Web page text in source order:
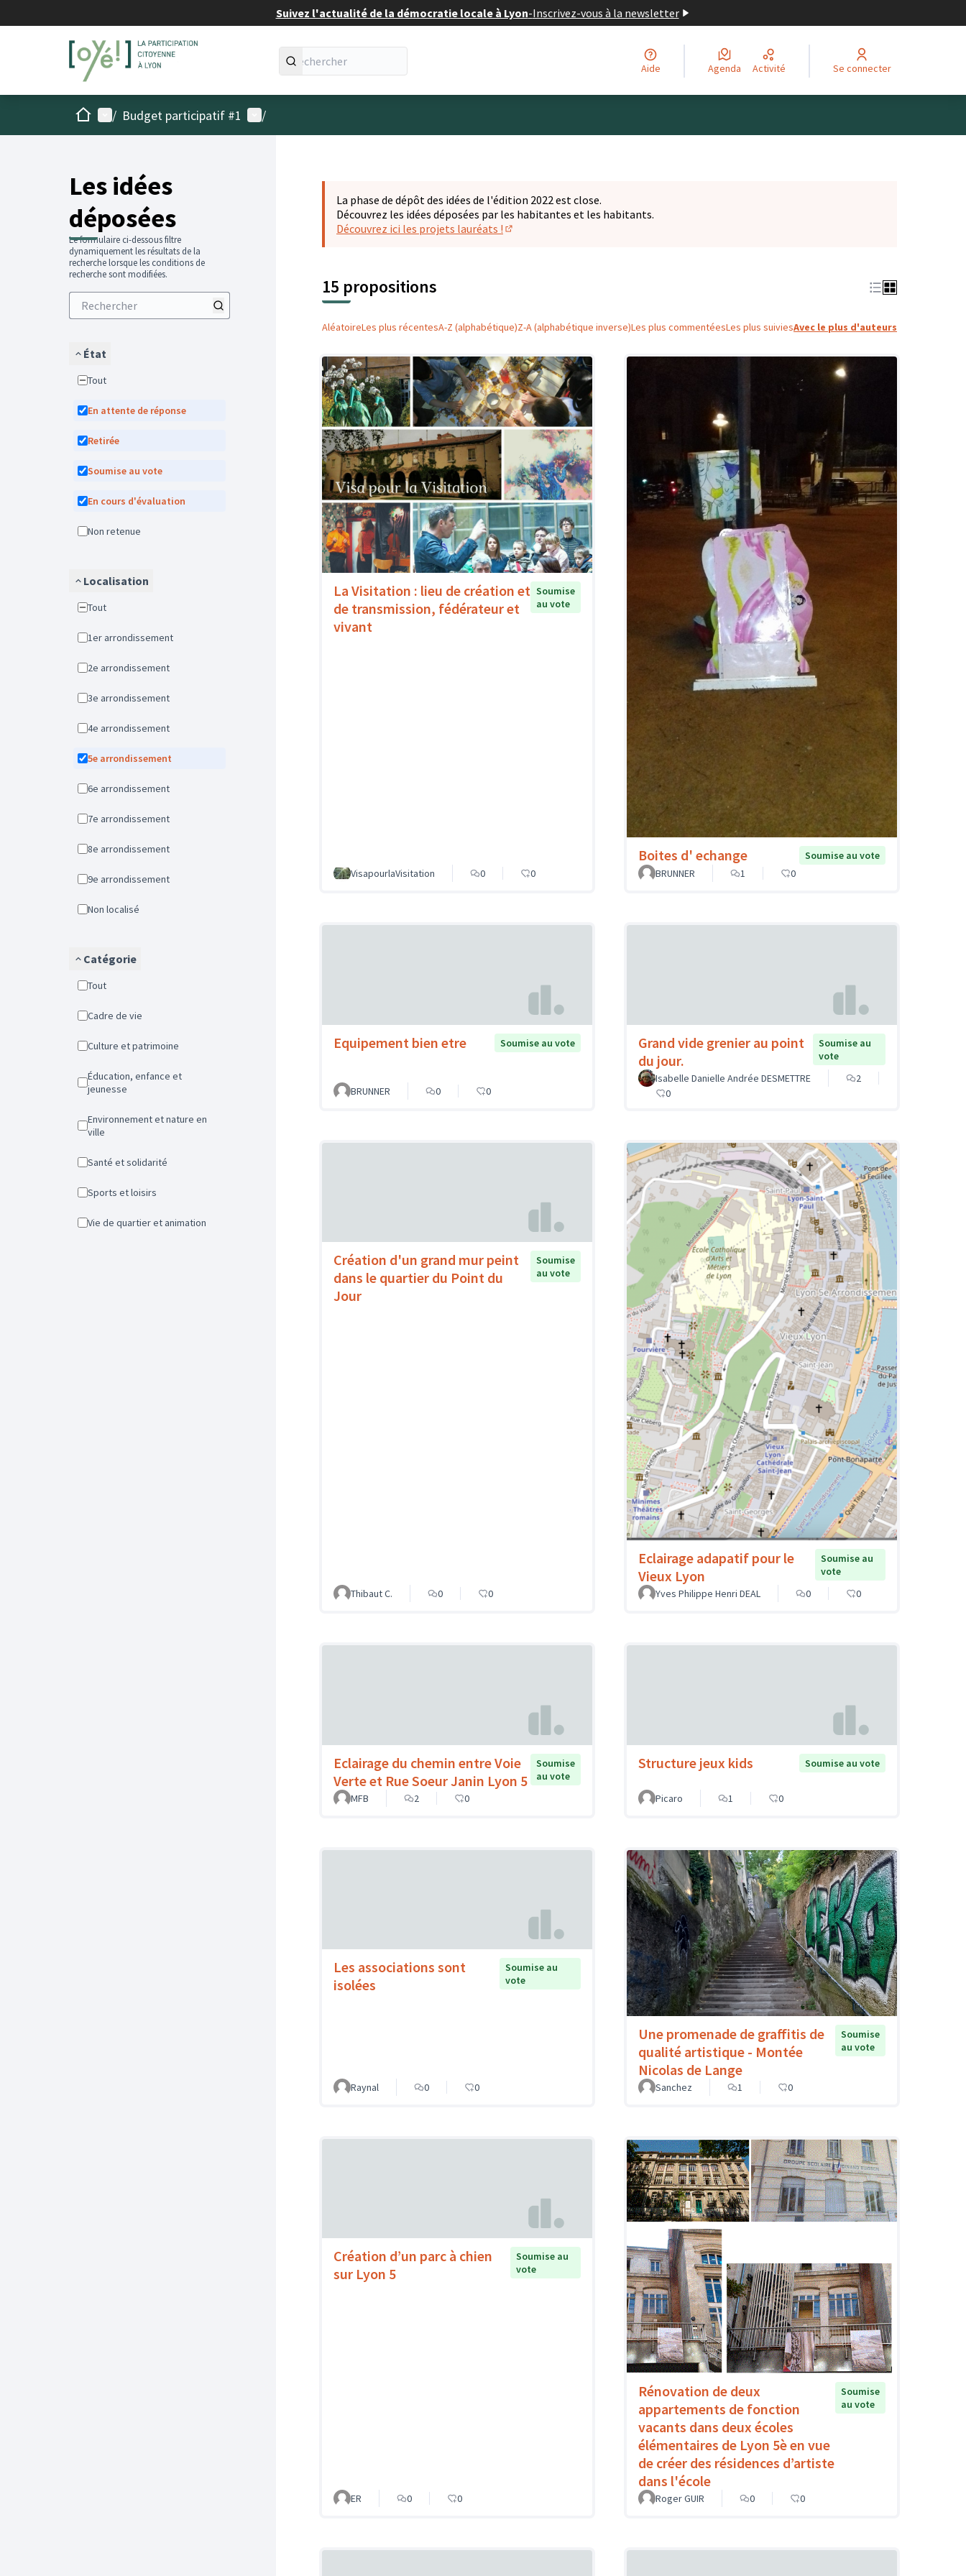
Suivez l'actualité de la démocratie locale à Lyon-Inscrivez-vous à la newsletter
Aide Agenda Activité Se connecter
AccueilMenu principal
/ Budget participatif #1 Menu utilisateur
/
Les idées
déposées
Le formulaire ci-dessous filtre
dynamiquement les résultats de la
recherche lorsque les conditions de
recherche sont modifiées.
État
Tout
En attente de réponse
Retirée
Soumise au vote
En cours d'évaluation
Non retenue
Localisation
Tout
1er arrondissement
2e arrondissement
3e arrondissement
4e arrondissement
5e arrondissement
6e arrondissement
7e arrondissement
8e arrondissement
9e arrondissement
Non localisé
Catégorie
Tout
Cadre de vie
Culture et patrimoine
Éducation, enfance et
jeunesse
Environnement et nature en
ville
Santé et solidarité
Sports et loisirs
Vie de quartier et animation
La phase de dépôt des idées de l'édition 2022 est close.
Découvrez les idées déposées par les habitantes et les habitants.
Découvrez ici les projets lauréats !
15 propositions
AléatoireLes plus récentesA-Z (alphabétique)Z-A (alphabétique inverse)Les plus commentéesLes plus suiviesAvec le plus d'auteurs
La Visitation : lieu de création et
de transmission, fédérateur et
vivant
Soumise
au vote
VisapourlaVisitation 0 0
Boites d' echange
Soumise au vote
BRUNNER
1 0
Equipement bien etre Soumise au vote
BRUNNER 0 0
Grand vide grenier au point
du jour.
Soumise au
vote
Isabelle Danielle Andrée DESMETTRE
2
0
Création d'un grand mur peint
dans le quartier du Point du
Jour
Soumise
au vote
Thibaut C. 0 0
Eclairage adapatif pour le
Vieux Lyon
Soumise au
vote
Yves Philippe Henri DEAL
0 0
Eclairage du chemin entre Voie
Verte et Rue Soeur Janin Lyon 5
Soumise
au vote
MFB
2 0
Structure jeux kids Soumise au vote
Picaro 1 0
Les associations sont
isolées
Soumise au
vote
Raynal 0 0
Une promenade de graffitis de
qualité artistique - Montée
Nicolas de Lange
Soumise
au vote
Sanchez 1 0
Création d’un parc à chien
sur Lyon 5
Soumise au
vote
ER 0 0
Rénovation de deux
appartements de fonction
vacants dans deux écoles
élémentaires de Lyon 5è en vue
de créer des résidences d’artiste
dans l'école
Soumise
au vote
Roger GUIR 0 0